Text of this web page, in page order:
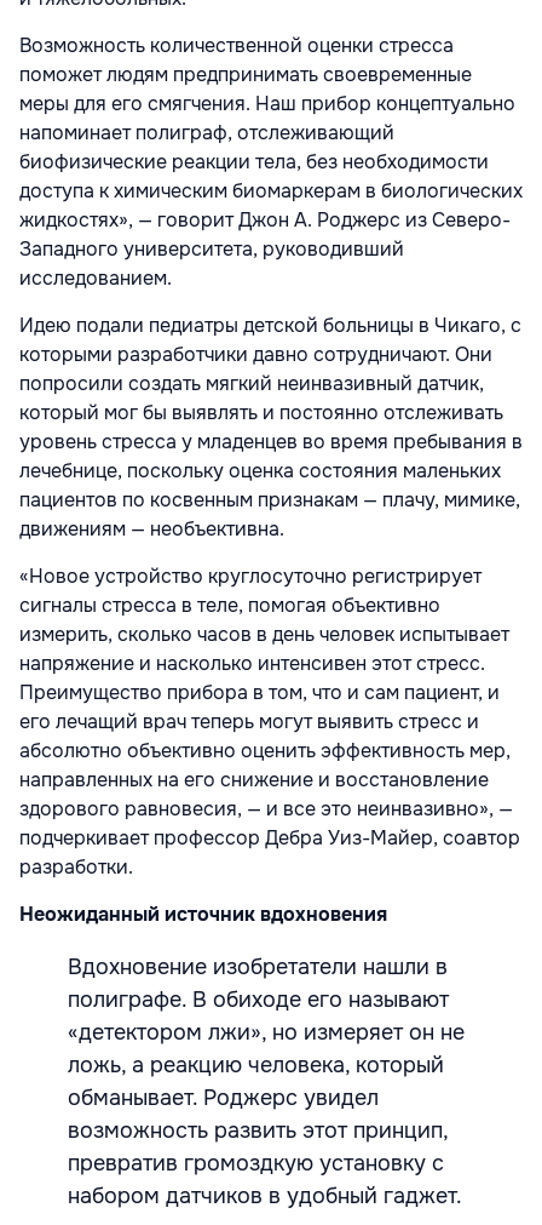
Возможность количественной оценки стресса
поможет людям предпринимать своевременные
меры для его смягчения. Наш прибор концептуально
напоминает полиграф, отслеживающий
биофизические реакции тела, без необходимости
доступа к химическим биомаркерам в биологических
жидкостях», — говорит Джон А. Роджерс из Северо-
Западного университета, руководивший
исследованием.
Идею подали педиатры детской больницы в Чикаго, с
которыми разработчики давно сотрудничают. Они
попросили создать мягкий неинвазивный датчик,
который мог бы выявлять и постоянно отслеживать
уровень стресса у младенцев во время пребывания в
лечебнице, поскольку оценка состояния маленьких
пациентов по косвенным признакам — плачу, мимике,
движениям — необъективна.
«Новое устройство круглосуточно регистрирует
сигналы стресса в теле, помогая объективно
измерить, сколько часов в день человек испытывает
напряжение и насколько интенсивен этот стресс.
Преимущество прибора в том, что и сам пациент, и
его лечащий врач теперь могут выявить стресс и
абсолютно объективно оценить эффективность мер,
направленных на его снижение и восстановление
здорового равновесия, — и все это неинвазивно», —
подчеркивает профессор Дебра Уиз-Майер, соавтор
разработки.
Неожиданный источник вдохновения
Вдохновение изобретатели нашли в
полиграфе. В обиходе его называют
«детектором лжи», но измеряет он не
ложь, а реакцию человека, который
обманывает. Роджерс увидел
возможность развить этот принцип,
превратив громоздкую установку с
набором датчиков в удобный гаджет.